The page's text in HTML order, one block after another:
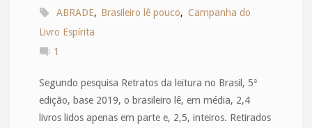
ABRADE, Brasileiro lê pouco, Campanha do
Livro Espírita
1
Segundo pesquisa Retratos da leitura no Brasil, 5ª
edição, base 2019, o brasileiro lê, em média, 2,4
livros lidos apenas em parte e, 2,5, inteiros. Retirados